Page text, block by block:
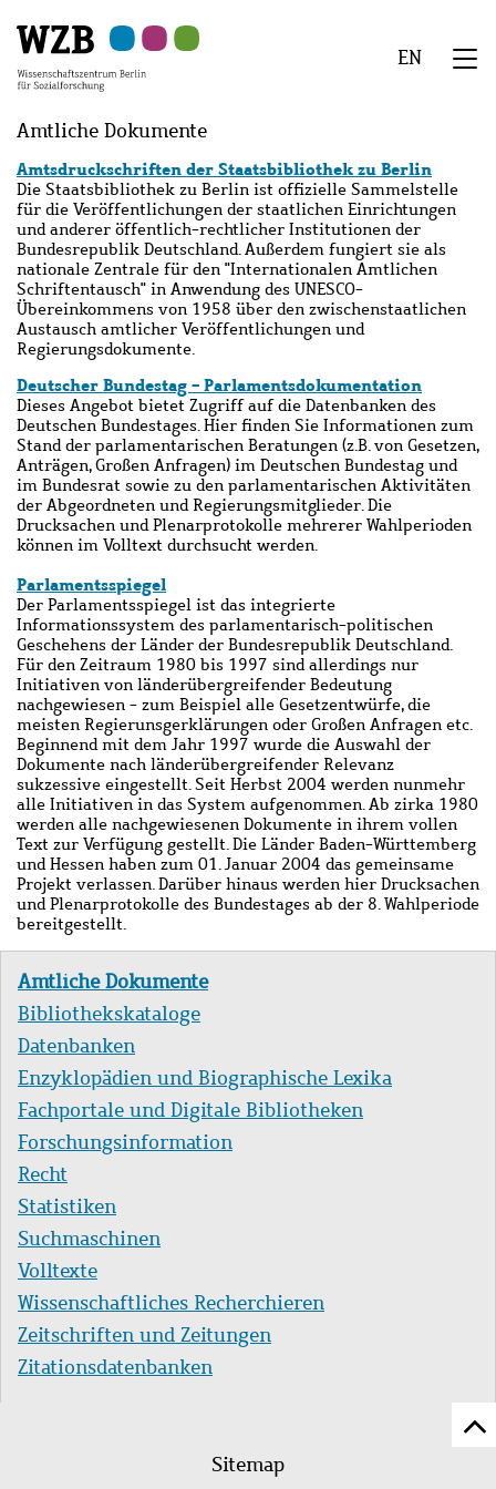
Hauptinhalt
springen
Navigation
springen
Suche
springen
Sekundärnavigation
springen
Fußzeile
springen
EN
Menü
Amtliche Dokumente
Amtsdruckschriften der Staatsbibliothek zu Berlin
Die Staatsbibliothek zu Berlin ist offizielle Sammelstelle
für die Veröffentlichungen der staatlichen Einrichtungen
und anderer öffentlich-rechtlicher Institutionen der
Bundesrepublik Deutschland. Außerdem fungiert sie als
nationale Zentrale für den "Internationalen Amtlichen
Schriftentausch" in Anwendung des UNESCO-
Übereinkommens von 1958 über den zwischenstaatlichen
Austausch amtlicher Veröffentlichungen und
Regierungsdokumente.
Deutscher Bundestag - Parlamentsdokumentation
Dieses Angebot bietet Zugriff auf die Datenbanken des
Deutschen Bundestages. Hier finden Sie Informationen zum
Stand der parlamentarischen Beratungen (z.B. von Gesetzen,
Anträgen, Großen Anfragen) im Deutschen Bundestag und
im Bundesrat sowie zu den parlamentarischen Aktivitäten
der Abgeordneten und Regierungsmitglieder. Die
Drucksachen und Plenarprotokolle mehrerer Wahlperioden
können im Volltext durchsucht werden.
Parlamentsspiegel
Der Parlamentsspiegel ist das integrierte
Informationssystem des parlamentarisch-politischen
Geschehens der Länder der Bundesrepublik Deutschland.
Für den Zeitraum 1980 bis 1997 sind allerdings nur
Initiativen von länderübergreifender Bedeutung
nachgewiesen - zum Beispiel alle Gesetzentwürfe, die
meisten Regierunsgerklärungen oder Großen Anfragen etc.
Beginnend mit dem Jahr 1997 wurde die Auswahl der
Dokumente nach länderübergreifender Relevanz
sukzessive eingestellt. Seit Herbst 2004 werden nunmehr
alle Initiativen in das System aufgenommen. Ab zirka 1980
werden alle nachgewiesenen Dokumente in ihrem vollen
Text zur Verfügung gestellt. Die Länder Baden-Württemberg
und Hessen haben zum 01. Januar 2004 das gemeinsame
Projekt verlassen. Darüber hinaus werden hier Drucksachen
und Plenarprotokolle des Bundestages ab der 8. Wahlperiode
bereitgestellt.
Amtliche Dokumente
Bibliothekskataloge
Datenbanken
Enzyklopädien und Biographische Lexika
Fachportale und Digitale Bibliotheken
Forschungsinformation
Recht
Statistiken
Suchmaschinen
Volltexte
Wissenschaftliches Recherchieren
Zeitschriften und Zeitungen
Zitationsdatenbanken
Fußleistenmenü
Sitemap